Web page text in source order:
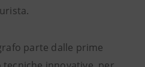
parte dalle prime